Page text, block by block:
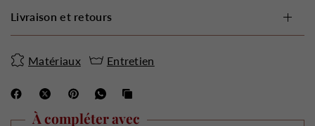
Livraison et retours
Matériaux Entretien
À compléter avec